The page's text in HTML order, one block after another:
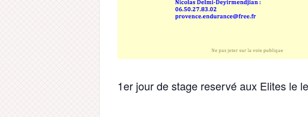
1er jour de stage reservé aux Elites le